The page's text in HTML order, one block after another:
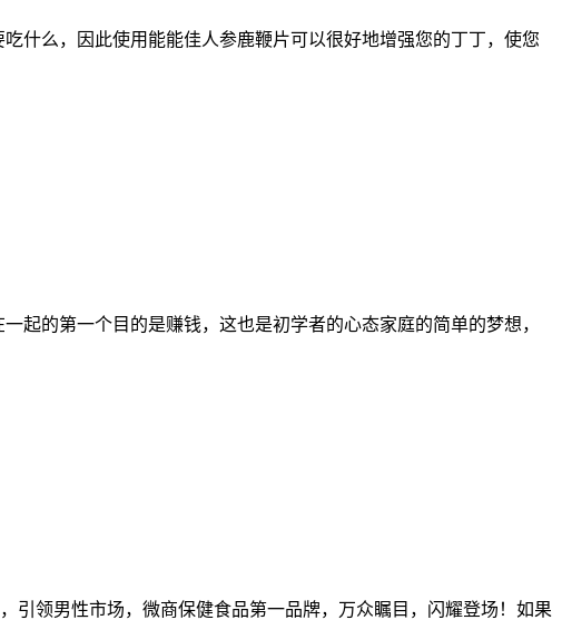
什么，因此使用能能佳人参鹿鞭片可以很好地增强您的丁丁，使您
起的第一个目的是赚钱，这也是初学者的心态家庭的简单的梦想，
引领男性市场，微商保健食品第一品牌，万众瞩目，闪耀登场！如果